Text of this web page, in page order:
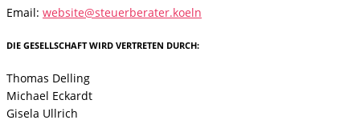
Email: website@steuerberater.koeln
DIE GESELLSCHAFT WIRD VERTRETEN DURCH:
Thomas Delling
Michael Eckardt
Gisela Ullrich